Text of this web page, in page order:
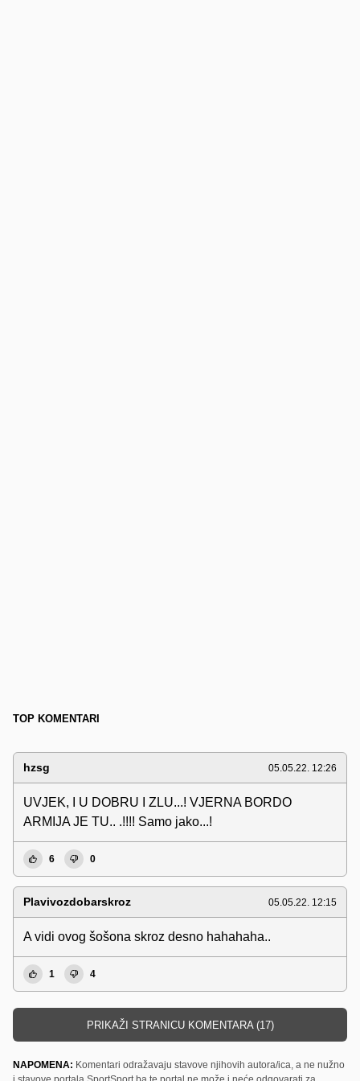
TOP KOMENTARI
hzsg 05.05.22. 12:26
UVJEK, I U DOBRU I ZLU...! VJERNA BORDO
ARMIJA JE TU.. .!!!! Samo jako...!
6 0
Plavivozdobarskroz 05.05.22. 12:15
A vidi ovog šošona skroz desno hahahaha..
1 4
PRIKAŽI STRANICU KOMENTARA (17)
NAPOMENA: Komentari odražavaju stavove njihovih autora/ica, a ne nužno